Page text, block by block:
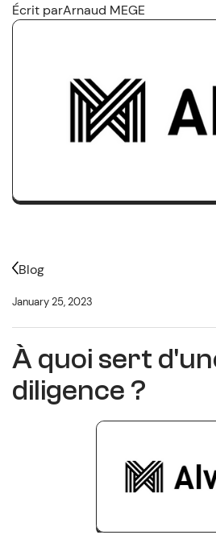
Écrit parArnaud MEGE
Blog
January 25, 2023
À quoi sert
diligence ?